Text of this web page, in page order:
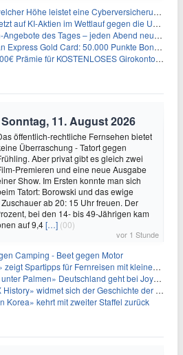
Höhe leistet eine Cyberversicherung?
Aktien im Wettlauf gegen die USA um Chip- und Technologiedominanz
des Tages – jeden Abend neue Deals zum Stöbern
Gold Card: 50.000 Punkte Bonus + Metall-Kreditkarte
für KOSTENLOSES Girokonto bei der Santander – 50€ schon nach 1 Woche!
11. August 2026
öffentlich-rechtliche Fernsehen bietet
Überraschung - Tatort gegen
Aber privat gibt es gleich zwei
Premieren und eine neue Ausgabe
Show. Im Ersten konnte man sich
Tatort: Borowski und das ewige
ab 20: 15 Uhr freuen. Der
bei den 14- bis 49-Jährigen kam
auf 9,4[…] (00)
vor 1 Stunde
Camping - Beet gegen Motor
Spartipps für Fernreisen mit kleinem Budget
Palmen» Deutschland geht bei Joyn weiter
widmet sich der Geschichte der deutschen Vereine
Korea» kehrt mit zweiter Staffel zurück